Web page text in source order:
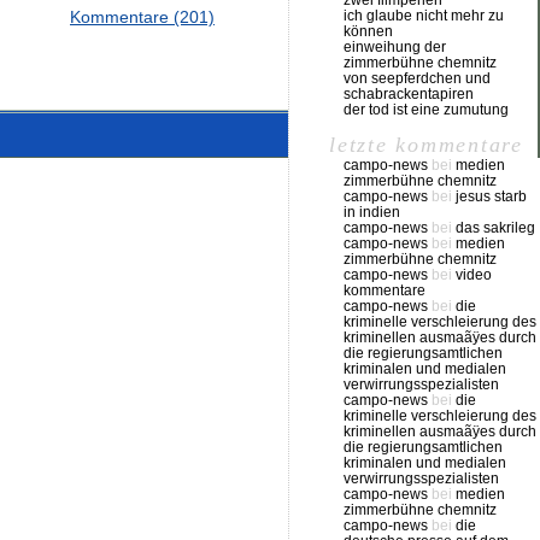
Kommentare (201)
ich glaube nicht mehr zu
können
einweihung der
zimmerbühne chemnitz
von seepferdchen und
schabrackentapiren
der tod ist eine zumutung
letzte kommentare
campo-news bei medien
zimmerbühne chemnitz
campo-news bei jesus starb
in indien
campo-news bei das sakrileg
campo-news bei medien
zimmerbühne chemnitz
campo-news bei video
kommentare
campo-news bei die
kriminelle verschleierung des
kriminellen ausmaãÿes durch
die regierungsamtlichen
kriminalen und medialen
verwirrungsspezialisten
campo-news bei die
kriminelle verschleierung des
kriminellen ausmaãÿes durch
die regierungsamtlichen
kriminalen und medialen
verwirrungsspezialisten
campo-news bei medien
zimmerbühne chemnitz
campo-news bei die